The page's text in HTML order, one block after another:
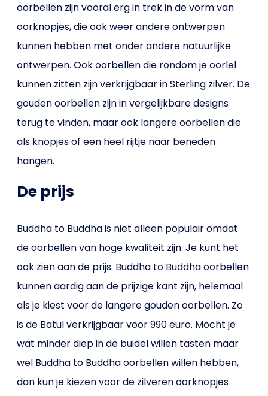
oorbellen zijn vooral erg in trek in de vorm van
oorknopjes, die ook weer andere ontwerpen
kunnen hebben met onder andere natuurlijke
ontwerpen. Ook oorbellen die rondom je oorlel
kunnen zitten zijn verkrijgbaar in Sterling zilver. De
gouden oorbellen zijn in vergelijkbare designs
terug te vinden, maar ook langere oorbellen die
als knopjes of een heel rijtje naar beneden
hangen.
De prijs
Buddha to Buddha is niet alleen populair omdat
de oorbellen van hoge kwaliteit zijn. Je kunt het
ook zien aan de prijs. Buddha to Buddha oorbellen
kunnen aardig aan de prijzige kant zijn, helemaal
als je kiest voor de langere gouden oorbellen. Zo
is de Batul verkrijgbaar voor 990 euro. Mocht je
wat minder diep in de buidel willen tasten maar
wel Buddha to Buddha oorbellen willen hebben,
dan kun je kiezen voor de zilveren oorknopjes